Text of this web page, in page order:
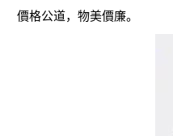
價格公道，物美價廉。